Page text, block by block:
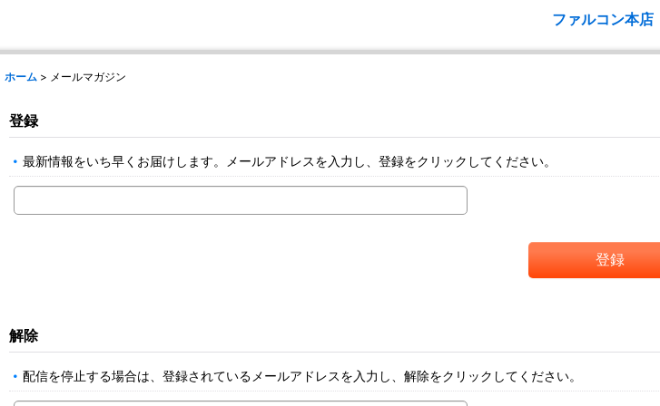
ファルコン本店
ホーム > メールマガジン
登録
最新情報をいち早くお届けします。メールアドレスを入力し、登録をクリックしてください。
登録
解除
配信を停止する場合は、登録されているメールアドレスを入力し、解除をクリックしてください。